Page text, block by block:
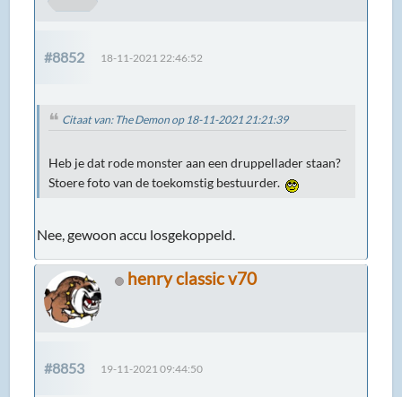
#8852 18-11-2021 22:46:52
Citaat van: The Demon op 18-11-2021 21:21:39
Heb je dat rode monster aan een druppellader staan?
Stoere foto van de toekomstig bestuurder.
Nee, gewoon accu losgekoppeld.
henry classic v70
#8853 19-11-2021 09:44:50